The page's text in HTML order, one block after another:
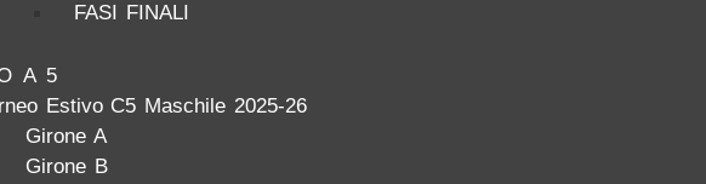
FASI FINALI
A 5
Estivo C5 Maschile 2025-26
Girone A
Girone B